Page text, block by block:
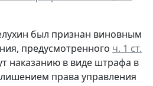
был признан виновным
предусмотренного ч. 1 ст.
наказанию в виде штрафа в
права управления